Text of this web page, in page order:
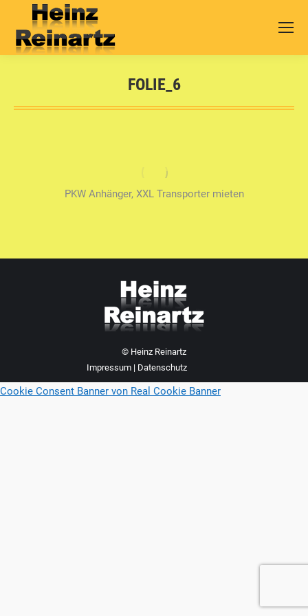
FOLIE_6
Sie befinden sich hier:
PKW Anhänger, XXL Transporter mieten
© Heinz Reinartz
Impressum | Datenschutz
Cookie Consent Banner von Real Cookie Banner